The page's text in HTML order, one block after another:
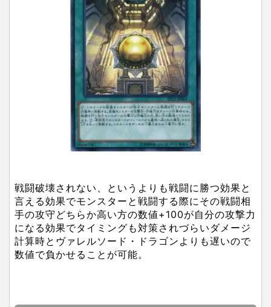
戦闘破壊されない、というよりも戦闘に勝つ効果と
言える効果でモンスターと戦闘する際にその戦闘相
手の攻守どちらか高い方の数値+100が自分の攻撃力
になる効果でタイミングも対策されづらいダメージ
計算時とヴァレルソード・ドラゴンよりも遅いので
数値で負かせることが可能。